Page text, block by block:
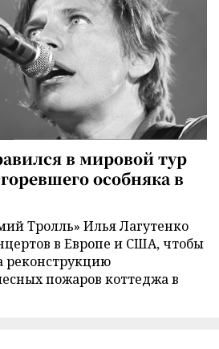
в мировой тур
особняка в
Тролль» Илья Лагутенко
в Европе и США, чтобы
реконструкцию
пожаров коттеджа в